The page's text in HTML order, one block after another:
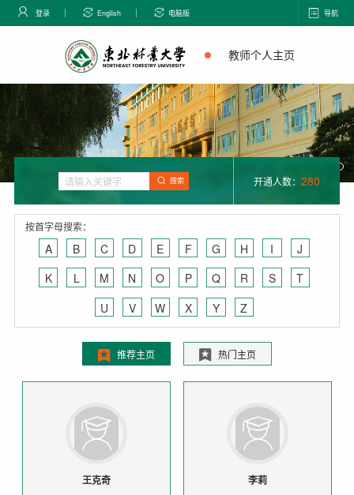
登录 English 电脑版 导航
教师个人主页
搜索 开通人数： 280
按首字母搜索：
A B C D E F G H I
J
K
L M N O P Q R S
T
U
V W X Y Z
推荐主页 热门主页
王克奇 李莉